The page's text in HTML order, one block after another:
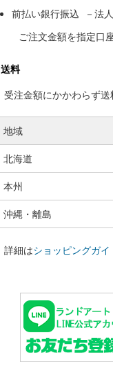
前払い銀行振込 －法
ご注文金額を指定口
送料
受注金額にかかわらず
地域
北海道
本州
沖縄・離島
詳細はショッピングガイ